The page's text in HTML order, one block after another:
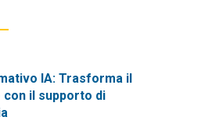
IA: Trasforma il
il supporto di